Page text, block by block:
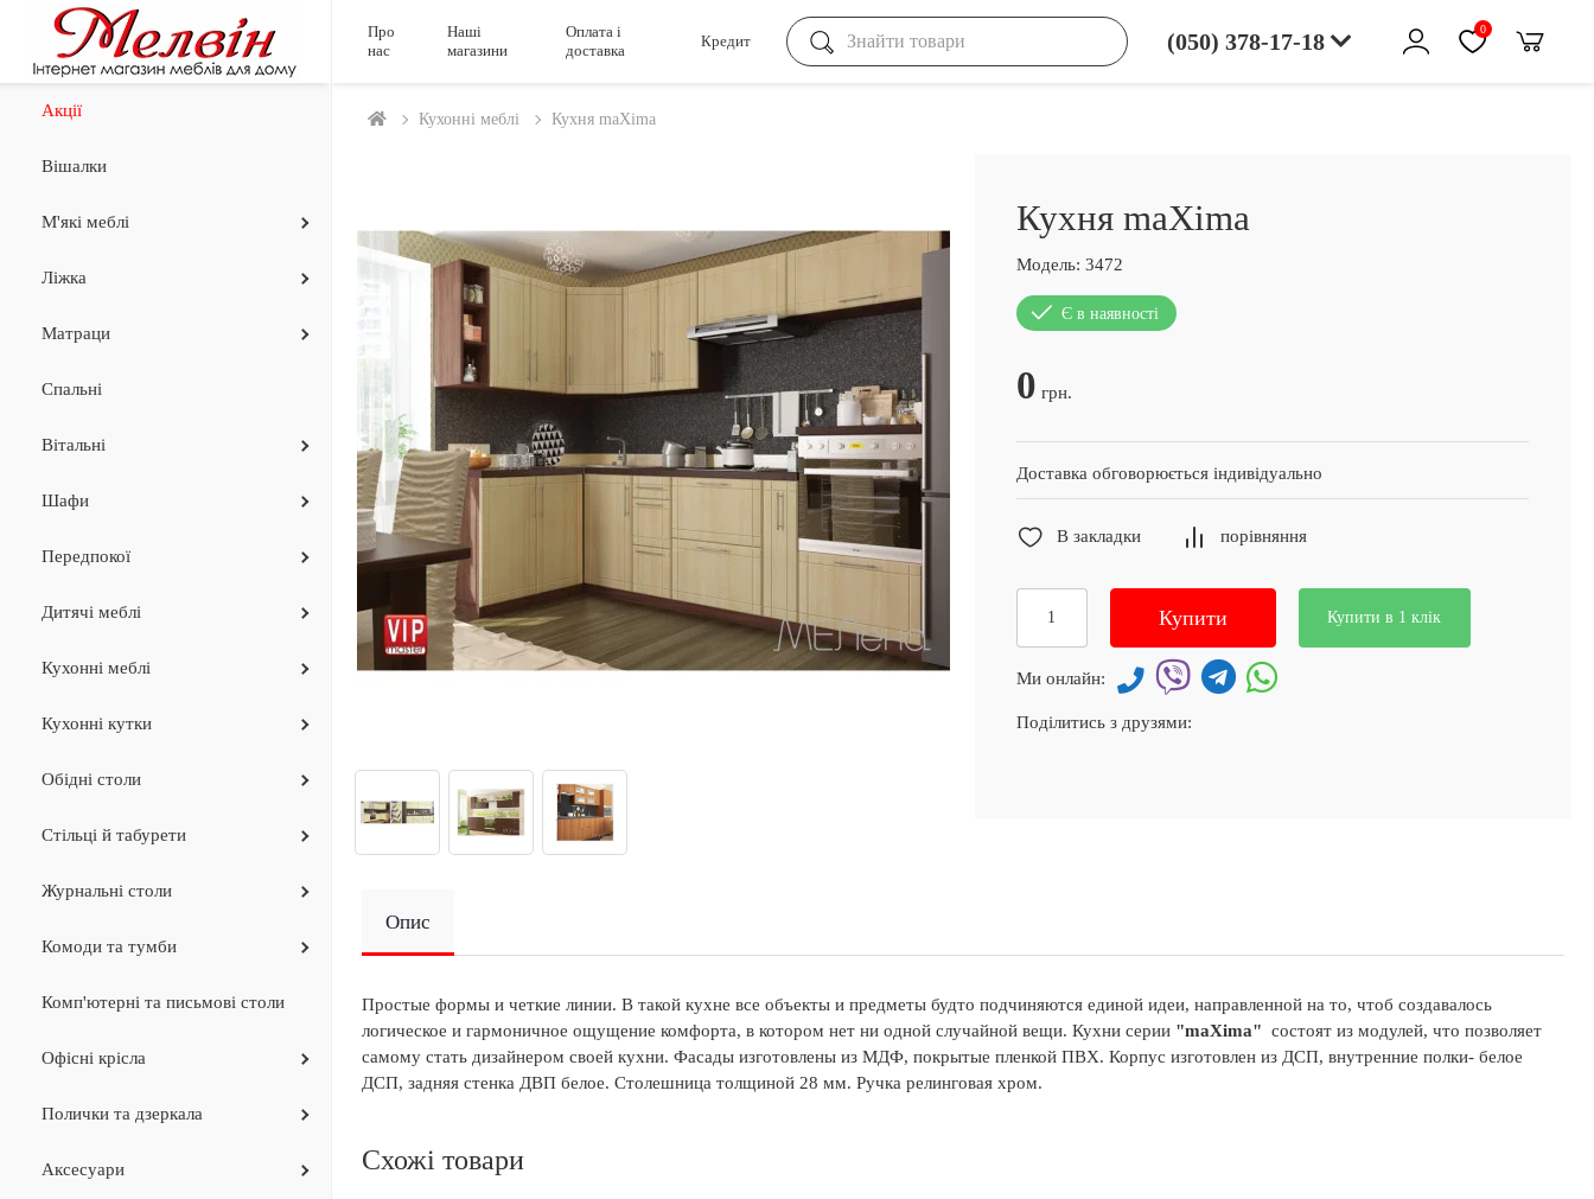
Про
нас
Наші
магазини
Оплата і
доставка
Кредит (050) 378-17-18 0
Акції
Вішалки
М'які меблі
Ліжка
Матраци
Спальні
Вiтальнi
Шафи
Передпокої
Дитячi меблi
Кухонні меблі
Кухоннi кутки
Обідні столи
Стільці й табурети
Журнальнi столи
Комоди та тумби
Комп'ютерні та письмові столи
Офiснi крiсла
Полички та дзеркала
Аксесуари
Кухонні меблі Кухня maXima
Кухня maXima
Модель: 3472
Є в наявності
0 грн.
Доставка обговорюється індивідуально
В закладки порівняння
Купити Купити в 1 клік
Ми онлайн:
Поділитись з друзями:
Опис
Простые формы и четкие линии. В такой кухне все объекты и предметы будто подчиняются единой идеи, направленной на то, чтоб создавалось
логическое и гармоничное ощущение комфорта, в котором нет ни одной случайной вещи. Кухни серии"maXima" состоят из модулей, что позволяет
самому стать дизайнером своей кухни. Фасады изготовлены из МДФ, покрытые пленкой ПВХ. Корпус изготовлен из ДСП, внутренние полки- белое
ДСП, задняя стенка ДВП белое. Столешница толщиной 28 мм. Ручка релинговая хром.
Схожі товари